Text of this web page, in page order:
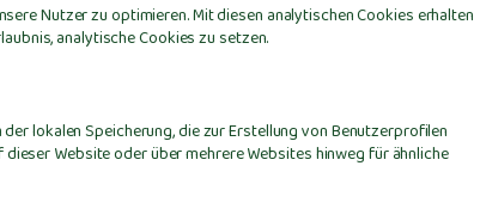
Nutzer zu optimieren. Mit diesen analytischen Cookies erhalten
analytische Cookies zu setzen.
lokalen Speicherung, die zur Erstellung von Benutzerprofilen
Website oder über mehrere Websites hinweg für ähnliche